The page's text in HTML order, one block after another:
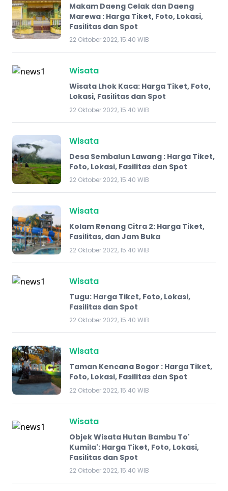
Makam Daeng Celak dan Daeng
Marewa : Harga Tiket, Foto, Lokasi,
Fasilitas dan Spot
22 Oktober 2022, 15:40 WIB
Wisata
Wisata Lhok Kaca: Harga Tiket, Foto,
Lokasi, Fasilitas dan Spot
22 Oktober 2022, 15:40 WIB
Wisata
Desa Sembalun Lawang : Harga Tiket,
Foto, Lokasi, Fasilitas dan Spot
22 Oktober 2022, 15:40 WIB
Wisata
Kolam Renang Citra 2: Harga Tiket,
Fasilitas, dan Jam Buka
22 Oktober 2022, 15:40 WIB
Wisata
Tugu: Harga Tiket, Foto, Lokasi,
Fasilitas dan Spot
22 Oktober 2022, 15:40 WIB
Wisata
Taman Kencana Bogor : Harga Tiket,
Foto, Lokasi, Fasilitas dan Spot
22 Oktober 2022, 15:40 WIB
Wisata
Objek Wisata Hutan Bambu To'
Kumila': Harga Tiket, Foto, Lokasi,
Fasilitas dan Spot
22 Oktober 2022, 15:40 WIB